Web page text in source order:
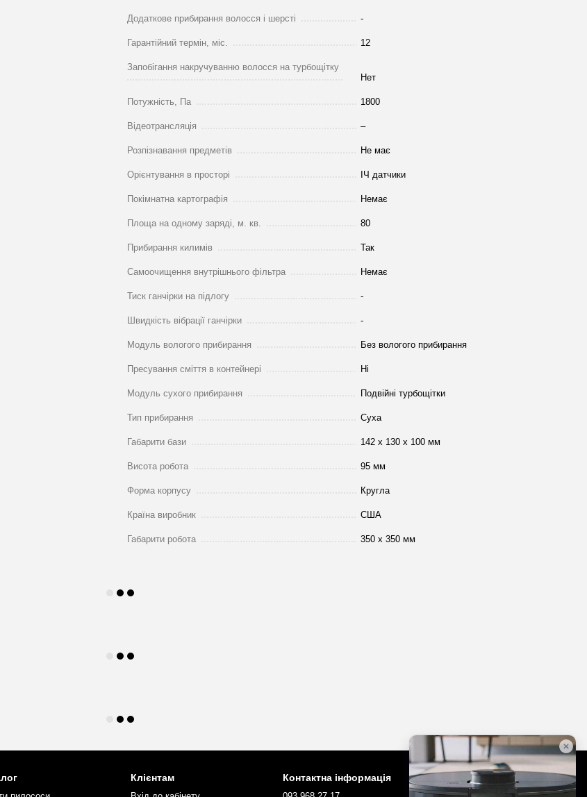
Додаткове прибирання волосся і шерсті -
Гарантійний термін, міс. 12
Запобігання накручуванню волосся на турбощітку
Нет
Потужність, Па 1800
Відеотрансляція –
Розпізнавання предметів Не має
Орієнтування в просторі ІЧ датчики
Покімнатна картографія Немає
Площа на одному заряді, м. кв. 80
Прибирання килимів Так
Самоочищення внутрішнього фільтра Немає
Тиск ганчірки на підлогу -
Швидкість вібрації ганчірки -
Модуль вологого прибирання Без вологого прибирання
Пресування сміття в контейнері Ні
Модуль сухого прибирання Подвійні турбощітки
Тип прибирання Суха
Габарити бази 142 х 130 х 100 мм
Висота робота 95 мм
Форма корпусу Кругла
Країна виробник США
Габарити робота 350 х 350 мм
Клієнтам Контактна інформація